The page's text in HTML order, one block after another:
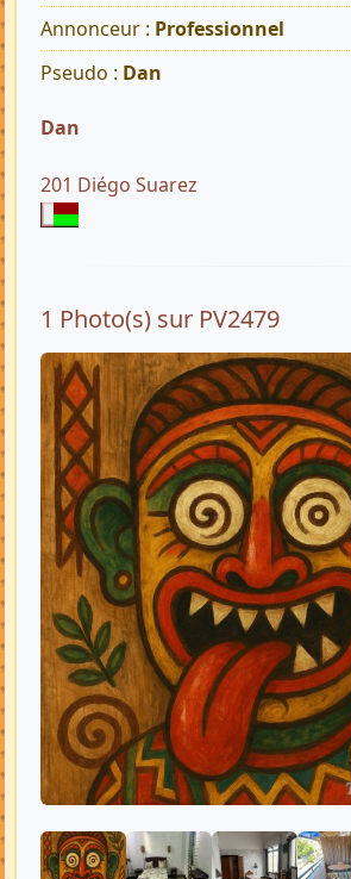
Annonceur : Professionnel
Pseudo : Dan
Dan
201 Diégo Suarez
1 Photo(s) sur PV2479